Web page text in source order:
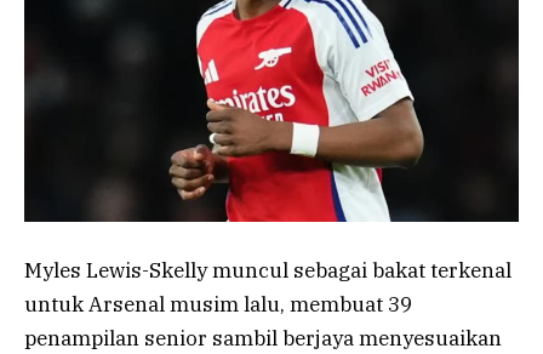
Myles Lewis-Skelly muncul sebagai bakat terkenal
untuk Arsenal musim lalu, membuat 39
penampilan senior sambil berjaya menyesuaikan